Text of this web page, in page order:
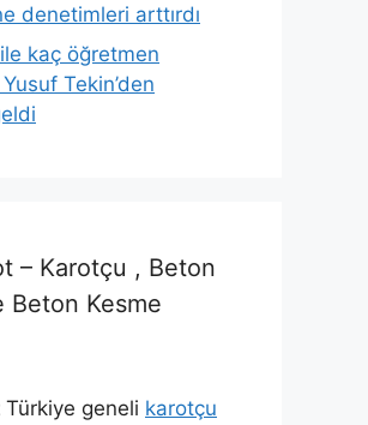
denetimleri arttırdı
kaç öğretmen
Tekin’den
– Karotçu , Beton
Beton Kesme
Türkiye geneli karotçu